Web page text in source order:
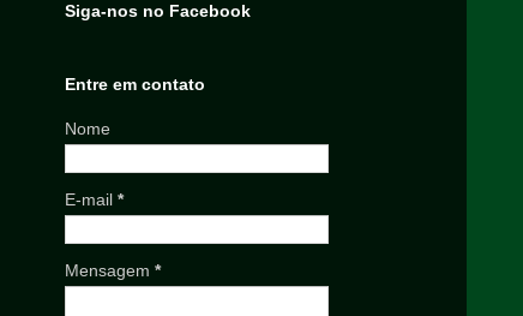
Siga-nos no Facebook
Entre em contato
Nome
E-mail *
Mensagem *